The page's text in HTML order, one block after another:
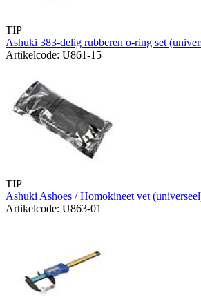
TIP
Ashuki 383-delig rubberen o-ring set
Artikelcode: U861-15
TIP
Ashuki Ashoes / Homokineet vet
Artikelcode: U863-01